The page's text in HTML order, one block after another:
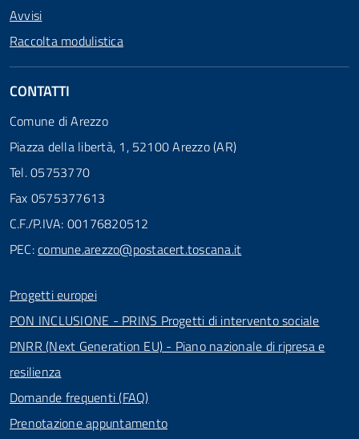
Avvisi
Raccolta modulistica
CONTATTI
Comune di Arezzo
Piazza della libertà, 1, 52100 Arezzo (AR)
Tel. 05753770
Fax 0575377613
C.F./P.IVA: 00176820512
PEC:comune.arezzo@postacert.toscana.it
Progetti europei
PON INCLUSIONE - PRINS Progetti di intervento sociale
PNRR (Next Generation EU) - Piano nazionale di ripresa e
resilienza
Domande frequenti (FAQ)
Prenotazione appuntamento